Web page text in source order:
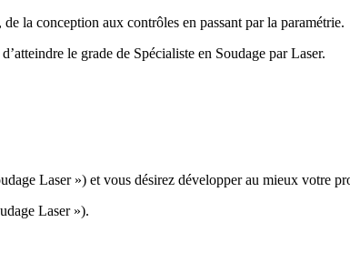
la conception aux contrôles en passant par la paramétrie.
le grade de Spécialiste en Soudage par Laser.
Laser ») et vous désirez développer au mieux votre
Laser »).